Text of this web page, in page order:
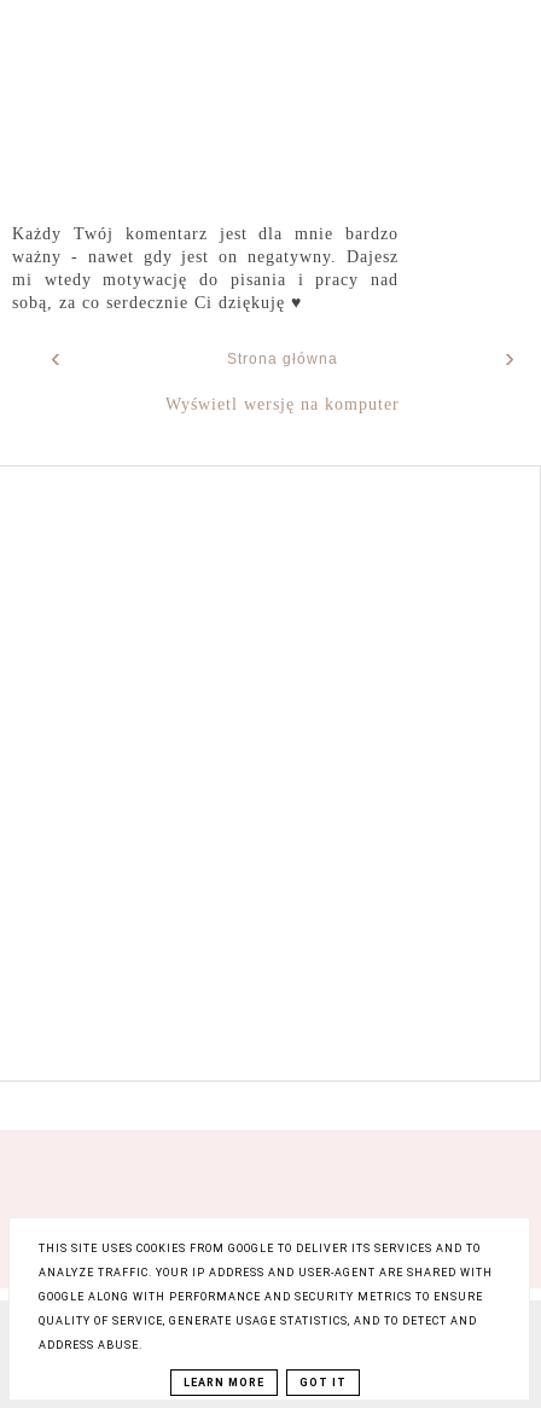
Każdy Twój komentarz jest dla mnie bardzo
ważny - nawet gdy jest on negatywny. Dajesz
mi wtedy motywację do pisania i pracy nad
sobą, za co serdecznie Ci dziękuję ♥
‹ ›
Strona główna
Wyświetl wersję na komputer
COPYRIGHT ©
BLOG DESIGN:KAROGRAFIA.PL
THIS SITE USES COOKIES FROM GOOGLE TO DELIVER ITS SERVICES AND TO
ANALYZE TRAFFIC. YOUR IP ADDRESS AND USER-AGENT ARE SHARED WITH
GOOGLE ALONG WITH PERFORMANCE AND SECURITY METRICS TO ENSURE
QUALITY OF SERVICE, GENERATE USAGE STATISTICS, AND TO DETECT AND
ADDRESS ABUSE.
LEARN MORE GOT IT